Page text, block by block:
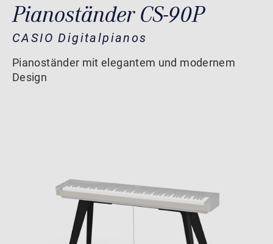
Pianoständer CS-90P
CASIO Digitalpianos
Pianoständer mit elegantem und modernem
Design